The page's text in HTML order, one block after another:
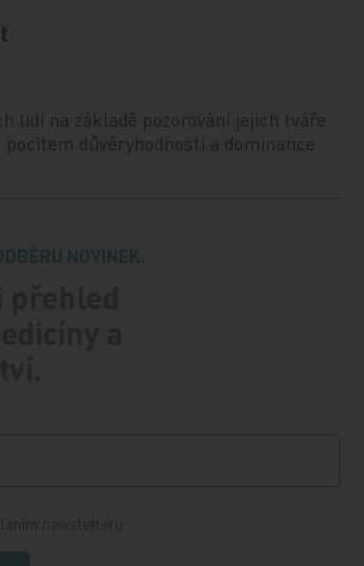
lidí na základě pozorování jejich tváře
důvěryhodnosti a dominance.
NOVINEK.